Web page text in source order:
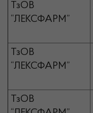
ТзОВ
“ЛЕКСФАРМ”
ТзОВ
“ЛЕКСФАРМ”
ТзОВ